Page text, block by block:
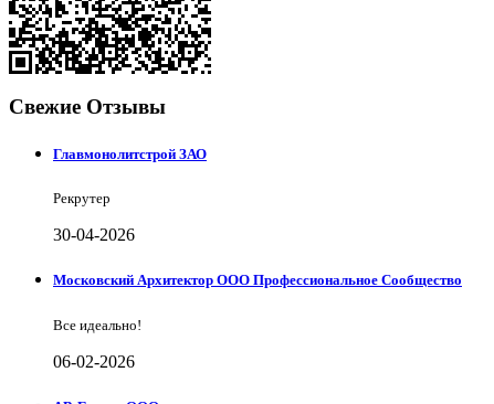
Свежие Отзывы
Главмонолитстрой ЗАО
Рекрутер
30-04-2026
Московский Архитектор ООО Профессиональное Сообщество
Все идеально!
06-02-2026